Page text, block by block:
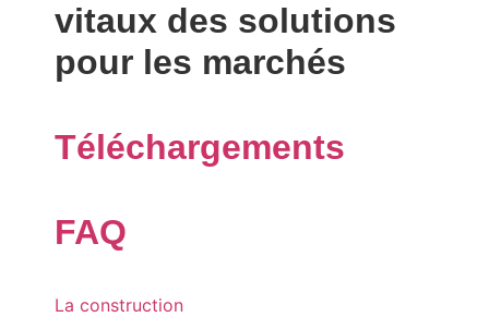
vitaux des solutions
pour les marchés
Téléchargements
FAQ
La construction